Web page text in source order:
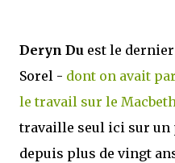
Deryn Du est le
Sorel - dont on avait
le travail sur le
travaille seul ici sur un
depuis plus de vingt